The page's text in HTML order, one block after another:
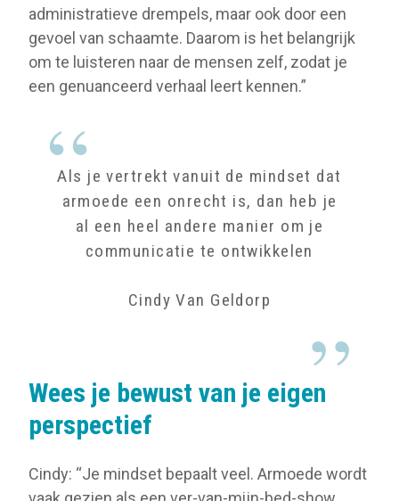
administratieve drempels, maar ook door een
gevoel van schaamte. Daarom is het belangrijk
om te luisteren naar de mensen zelf, zodat je
een genuanceerd verhaal leert kennen.”
Als je vertrekt vanuit de mindset dat
armoede een onrecht is, dan heb je
al een heel andere manier om je
communicatie te ontwikkelen
Cindy Van Geldorp
Wees je bewust van je eigen
perspectief
Cindy: “Je mindset bepaalt veel. Armoede wordt